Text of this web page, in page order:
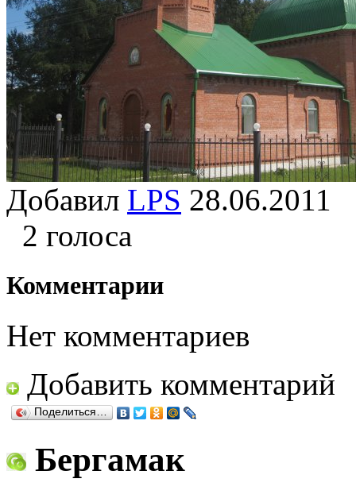
Добавил LPS
2 голоса
Комментарии
Нет комментариев
Добавить комментарий
Поделиться…
Бергамак